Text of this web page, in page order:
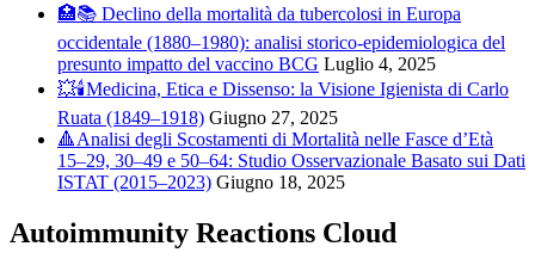
🏥📚 Declino della mortalità da tubercolosi in Europa
occidentale (1880–1980): analisi storico-epidemiologica del
presunto impatto del vaccino BCG Luglio 4, 2025
💥🕯️Medicina, Etica e Dissenso: la Visione Igienista di Carlo
Ruata (1849–1918) Giugno 27, 2025
🔺Analisi degli Scostamenti di Mortalità nelle Fasce d’Età
15–29, 30–49 e 50–64: Studio Osservazionale Basato sui Dati
ISTAT (2015–2023) Giugno 18, 2025
Autoimmunity Reactions Cloud